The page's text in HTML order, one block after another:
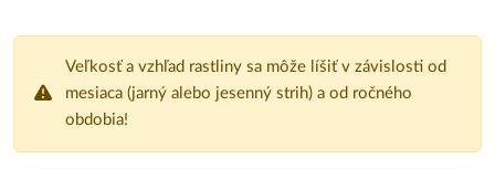
Veľkosť a vzhľad rastliny sa môže líšiť v závislosti od
mesiaca (jarný alebo jesenný strih) a od ročného
obdobia!